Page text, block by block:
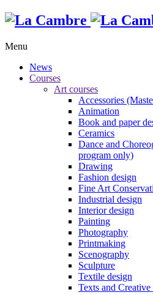
Menu
News
Courses
Art courses
Accessories
Animation
Book and paper
Ceramics
Dance and
program only)
Drawing
Fashion design
Fine Art
Industrial design
Interior design
Painting
Photography
Printmaking
Scenography
Sculpture
Textile design
Texts and